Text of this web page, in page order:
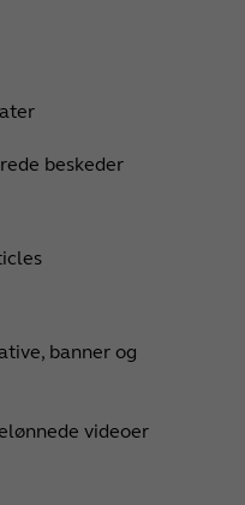
beskeder
banner og
videoer